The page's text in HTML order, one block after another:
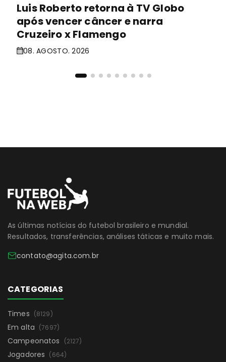
Luis Roberto retorna à TV Globo
após vencer câncer e narra
Cruzeiro x Flamengo
08. AGOSTO. 2026
As últimas notícias do futebol brasileiro e mundial.
Resultados, transferências, análises táticas e muito mais.
contato@agita.com.br
CATEGORIAS
Times (8129)
Em alta (7697)
Campeonatos (2127)
Jogadores (664)